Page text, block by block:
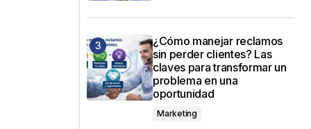
¿Cómo manejar reclamos
sin perder clientes? Las
claves para transformar un
problema en una
oportunidad
Marketing